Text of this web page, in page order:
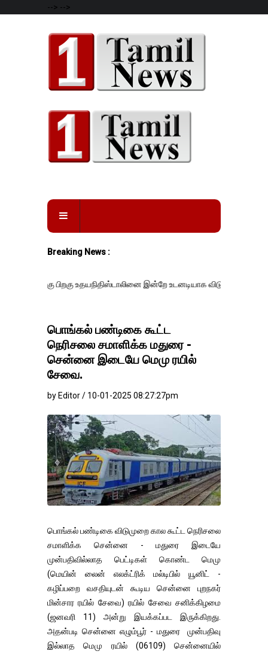
--> -->
Breaking News :
பிறகு உதயநிதிஸ்டாலினை இன்றே உடனடியாக விடுவிக்கப்பட வேண்.
பொங்கல் பண்டிகை கூட்ட
நெரிசலை சமாளிக்க மதுரை -
சென்னை இடையே மெமு ரயில்
சேவை.
by Editor / 10-01-2025 08:27:27pm
பொங்கல் பண்டிகை விடுமுறை கால கூட்ட நெரிசலை
சமாளிக்க சென்னை - மதுரை இடையே
முன்பதிவில்லாத பெட்டிகள் கொண்ட மெமு
(மெயின் லைன் எலக்ட்ரிக் மல்டிபில் யூனிட் -
கழிப்பறை வசதியுடன் கூடிய சென்னை புறநகர்
மின்சார ரயில் சேவை) ரயில் சேவை சனிக்கிழமை
(ஜனவரி 11) அன்று இயக்கப்பட இருக்கிறது.
அதன்படி சென்னை எழும்பூர் - மதுரை முன்பதிவு
இல்லாத மெமு ரயில் (06109) சென்னையில்